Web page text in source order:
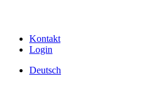
Kontakt
Login
Deutsch